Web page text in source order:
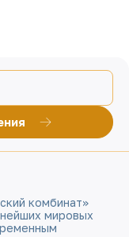
комбинат»
мировых